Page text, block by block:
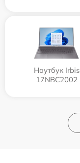
Ноутбук Irbis
17NBC2002